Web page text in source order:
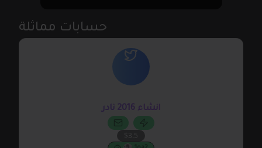
حسابات مماثلة
انشاء 2016 نادر
$3.5